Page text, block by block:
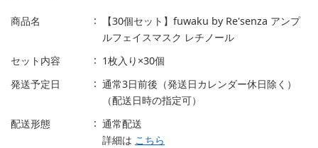
商品名
【30個セット】fuwaku by Re'senza アンプ
ルフェイスマスク レチノール
セット内容
1枚入り×30個
発送予定日
通常3日前後（発送日カレンダー休日除く）
（配送日時の指定可）
配送形態
通常配送
詳細は こちら